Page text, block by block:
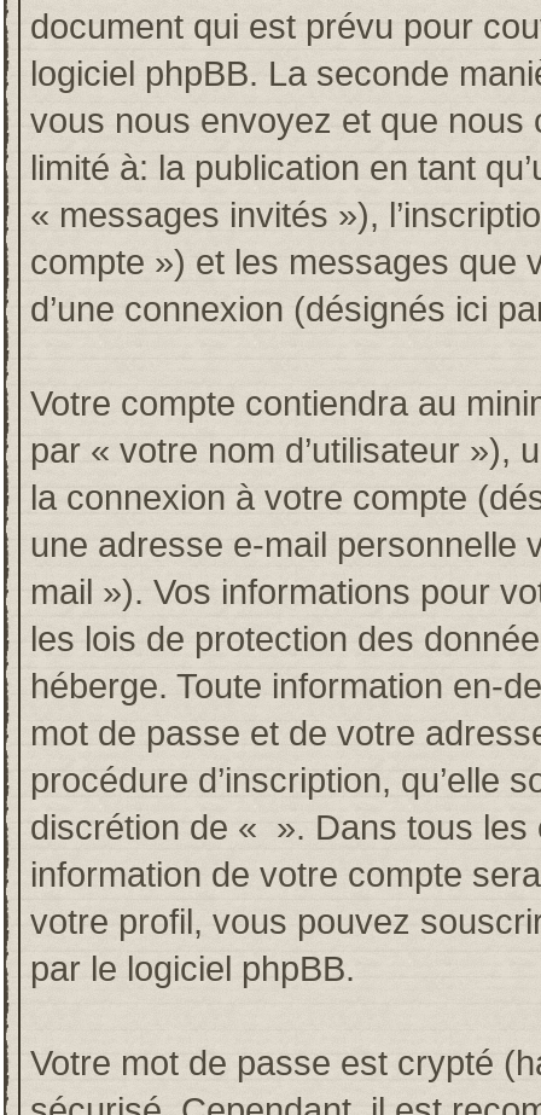
document qui est prévu pour
logiciel phpBB. La seconde
vous nous envoyez et que nous
limité à: la publication en tant
« messages invités »),
compte ») et les messages que
d’une connexion (désignés ici
Votre compte contiendra au
par « votre nom d’utilisateur »),
la connexion à votre compte
une adresse e-mail personnelle
mail »). Vos informations pour
les lois de protection des
héberge. Toute information en-
mot de passe et de votre
procédure d’inscription, qu’elle
discrétion de « ». Dans tous
information de votre compte
votre profil, vous pouvez
par le logiciel phpBB.
Votre mot de passe est crypté